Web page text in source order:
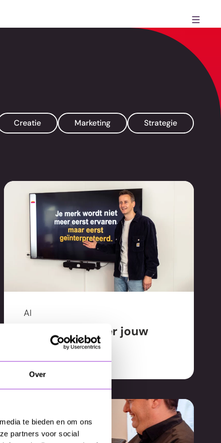
Over
te bieden en om ons
partners voor social
Creatie Marketing Strategie
AI
Wat zegt AI over jouw
merk?